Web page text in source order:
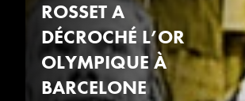
ROSSET A
DÉCROCHÉ L’OR
OLYMPIQUE À
BARCELONE